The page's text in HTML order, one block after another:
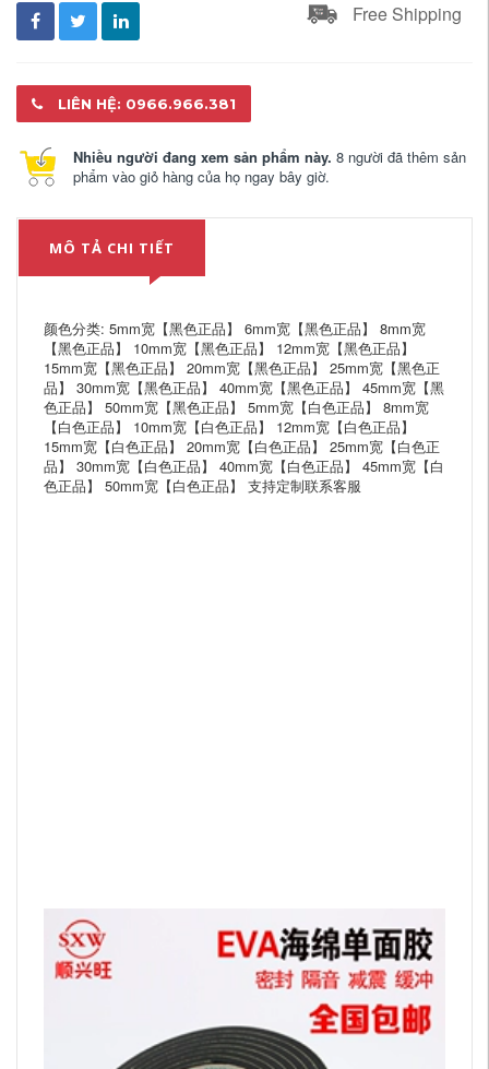
Free Shipping
LIÊN HỆ: 0966.966.381
Nhiều người đang xem sản phẩm này. 8 người đã thêm sản
phẩm vào giỏ hàng của họ ngay bây giờ.
MÔ TẢ CHI TIẾT
颜色分类: 5mm宽【黑色正品】 6mm宽【黑色正品】 8mm宽
【黑色正品】 10mm宽【黑色正品】 12mm宽【黑色正品】
15mm宽【黑色正品】 20mm宽【黑色正品】 25mm宽【黑色正
品】 30mm宽【黑色正品】 40mm宽【黑色正品】 45mm宽【黑
色正品】 50mm宽【黑色正品】 5mm宽【白色正品】 8mm宽
【白色正品】 10mm宽【白色正品】 12mm宽【白色正品】
15mm宽【白色正品】 20mm宽【白色正品】 25mm宽【白色正
品】 30mm宽【白色正品】 40mm宽【白色正品】 45mm宽【白
色正品】 50mm宽【白色正品】 支持定制联系客服